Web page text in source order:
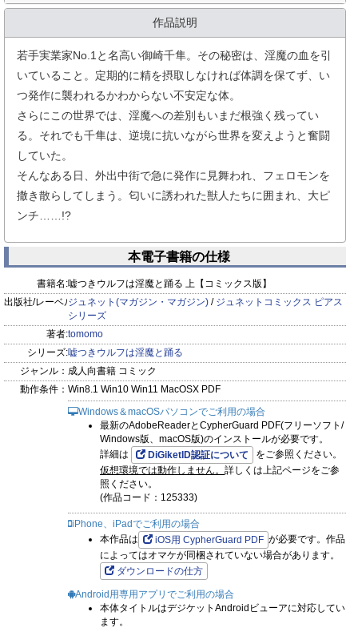
作品説明
若手実業家No.1と名高い御崎千隼。その秘密は、淫魔の血を引
いていること。定期的に精を摂取しなければ体調を保てず、い
つ発作に襲われるかわからない不安定な体。
さらにこの世界では、淫魔への差別もいまだ根強く残ってい
る。それでも千隼は、逆境に抗いながら世界を変えようと奮闘
していた。
そんなある日、外出中街で急に発作に見舞われ、フェロモンを
撒き散らしてしまう。匂いに誘われた獣人たちに囲まれ、大ピ
ンチ……!?
本電子書籍の仕様
書籍名:嘘つきウルフは淫魔と踊る 上【コミックス版】
出版社/レーベル:ジュネット(マガジン・マガジン) / ジュネットコミックス ピアス
シリーズ
著者:tomomo
シリーズ:嘘つきウルフは淫魔と踊る
ジャンル： 成人向書籍 コミック
動作条件： Win8.1 Win10 Win11 MacOSX PDF
Windows＆macOSパソコンでご利用の場合
最新のAdobeReaderとCypherGuard PDF(フリーソフト/
Windows版、macOS版)のインストールが必要です。
詳細は
DiGiketID認証について
をご参照ください。
仮想環境では動作しません。 詳しくは上記ページをご参
照ください。
(作品コード：125333)
iPhone、iPadでご利用の場合
本作品は
iOS用 CypherGuard PDF が必要です。作品
によってはオマケが同梱されていない場合があります。
ダウンロードの仕方
Android用専用アプリでご利用の場合
本体タイトルはデジケットAndroidビューアに対応してい
ます。